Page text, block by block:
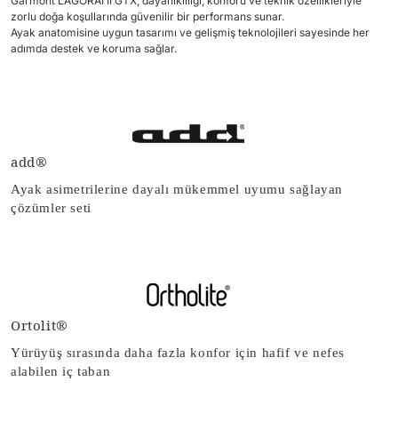
zorlu doğa koşullarında güvenilir bir performans sunar.
Ayak anatomisine uygun tasarımı ve gelişmiş teknolojileri sayesinde her
adımda destek ve koruma sağlar.
add®
Ayak asimetrilerine dayalı mükemmel uyumu sağlayan
çözümler seti
Ortolit®
Yürüyüş sırasında daha fazla konfor için hafif ve nefes
alabilen iç taban